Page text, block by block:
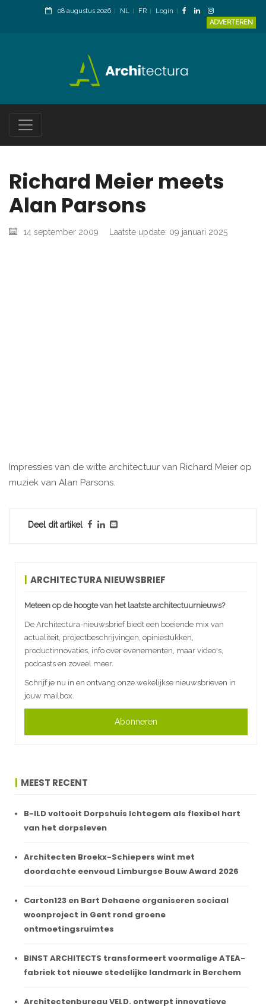
08 augustus 2026 NL FR
Login
ADVERTEREN
Richard Meier meets
Alan Parsons
14 september 2009 Laatste update: 09 januari 2025
Impressies van de witte architectuur van Richard Meier op
muziek van Alan Parsons.
Deel dit artikel
ARCHITECTURA NIEUWSBRIEF
Meteen op de hoogte van het laatste architectuurnieuws?
De Architectura-nieuwsbrief biedt een boeiende mix van
actualiteit, projectbeschrijvingen, opiniestukken,
productinnovaties, info over evenementen, maar video's,
podcasts en zoveel meer.
Schrijf je nu in en ontvang onze wekelijkse nieuwsbrieven in
jouw mailbox.
Abonneren
MEEST RECENT
B-ILD voltooit Dorpshuis Ichtegem als flexibel hart
van het dorpsleven
Architecten Broekx-Schiepers wint met
doordachte eenvoud Limburgse Bouw Award 2026
Carton123 en Bart Dehaene organiseren sociaal
woonproject in Gent rond groene
ontmoetingsruimtes
BINST ARCHITECTS transformeert voormalige ATEA-
fabriek tot nieuwe stedelijke landmark in Berchem
Architectenbureau VELD. ontwerpt innovatieve